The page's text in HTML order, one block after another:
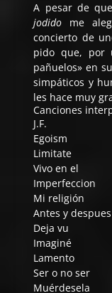
A pesar de
jodido me
concierto de
pido que, por
pañuelos» en
simpáticos y
les hace muy
Canciones
J.F.
Egoism
Limitate
Vivo en el
Imperfeccion
Mi religión
Antes y despues
Deja vu
Imaginé
Lamento
Ser o no ser
Muérdesela